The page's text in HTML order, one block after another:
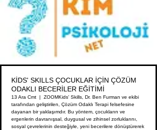
KİDS' SKILLS ÇOCUKLAR İÇİN ÇÖZÜM
ODAKLI BECERİLER EĞİTİMİ
13 Ara Cmt
  |
ZOOMKids' Skills, Dr. Ben Furman ve ekibi
tarafından geliştirilen, Çözüm Odaklı Terapi felsefesine
dayanan bir yaklaşımdır. Bu yöntem, çocukların ve
ergenlerin davranışsal, duygusal ve zihinsel zorluklarını,
sosyal çevrelerinin desteğiyle, yeni becerilere dönüştürerek